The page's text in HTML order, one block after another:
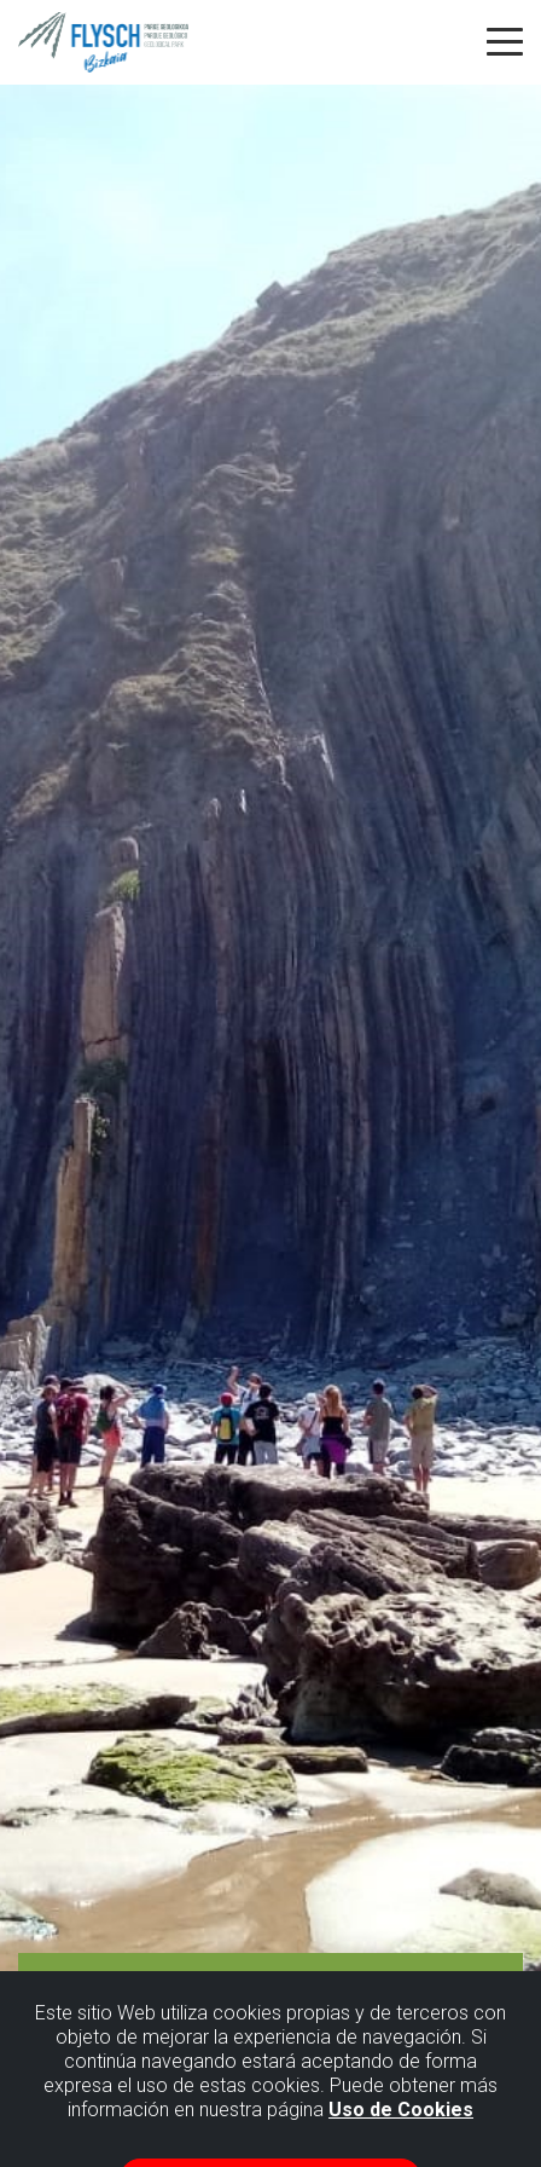
Este sitio Web utiliza cookies propias y de terceros con
objeto de mejorar la experiencia de navegación. Si
continúa navegando estará aceptando de forma
expresa el uso de estas cookies. Puede obtener más
información en nuestra página Uso de Cookies